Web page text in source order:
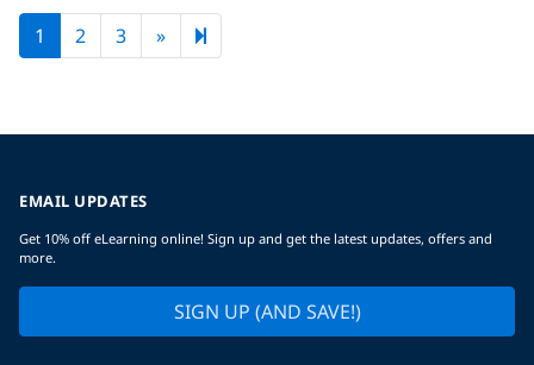
1 2 3 »Next page
9
EMAIL UPDATES
Get 10% off eLearning online! Sign up and get the latest updates, offers and
more.
SIGN UP (AND SAVE!)